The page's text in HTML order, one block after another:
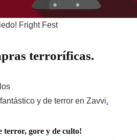
Fright Fest
terroríficas.
y de terror en Zavvi.
terror, gore y de culto!